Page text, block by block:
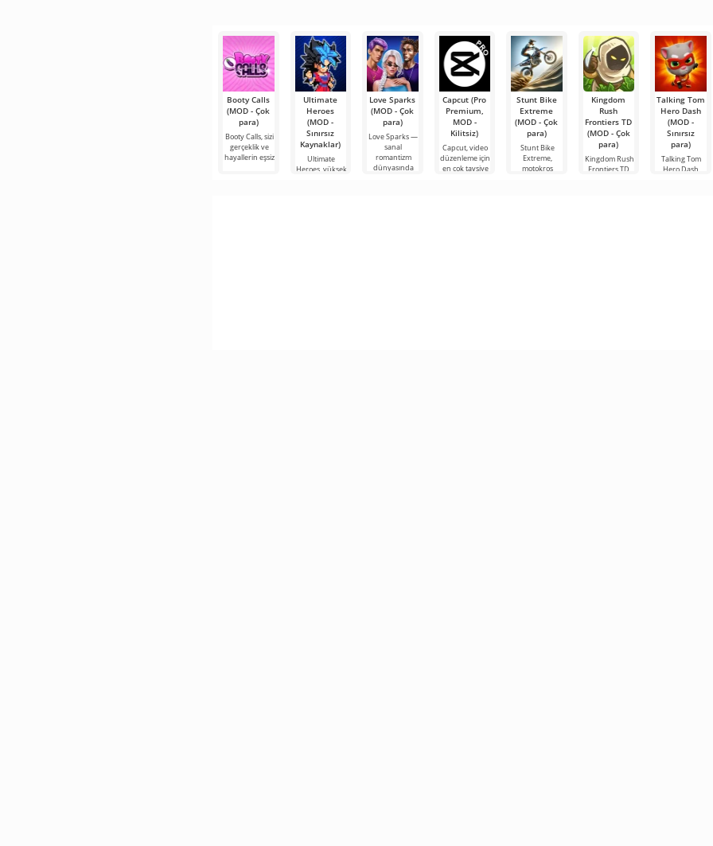
sağlayan
Booty Calls
(MOD - Çok
para)
Booty Calls, sizi
gerçeklik ve
hayallerin eşsiz
Ultimate
Heroes
(MOD -
Sınırsız
Kaynaklar)
Ultimate
Heroes, yüksek
Love Sparks
(MOD - Çok
para)
Love Sparks —
sanal
romantizm
dünyasında
Capcut (Pro
Premium,
MOD -
Kilitsiz)
Capcut, video
düzenleme için
en çok tavsiye
Stunt Bike
Extreme
(MOD - Çok
para)
Stunt Bike
Extreme,
motokros
Kingdom
Rush
Frontiers TD
(MOD - Çok
para)
Kingdom Rush
Frontiers TD,
Talking Tom
Hero Dash
(MOD -
Sınırsız
para)
Talking Tom
Hero Dash,